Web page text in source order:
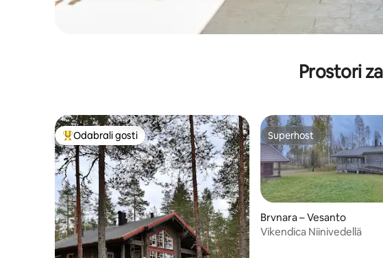
Prostori
Među najviše rangiranima s oznakom „Odabrali gosti”
Odabrali gosti Superhost
Superhost
Brvnara – Vesanto
Vikendica Niinivedellä